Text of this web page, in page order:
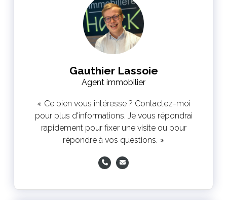
Gauthier Lassoie
Agent immobilier
Ce bien vous intéresse ? Contactez-moi
pour plus d'informations. Je vous répondrai
rapidement pour fixer une visite ou pour
répondre à vos questions.